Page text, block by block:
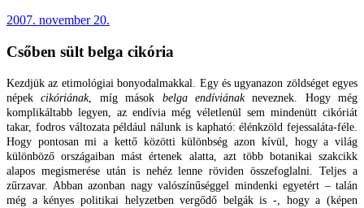
2007. november 20.
Csőben sült belga cikória
Kezdjük az etimológiai bonyodalmakkal. Egy és ugyanazon zöldséget egyes
népekcikóriának, míg mások belga endíviánakneveznek. Hogy még
komplikáltabb legyen, az endívia még véletlenül sem mindenütt cikóriát
takar, fodros változata például nálunk is kapható: élénkzöld fejessaláta-féle.
Hogy pontosan mi a kettő közötti különbség azon kívül, hogy a világ
különböző országaiban mást értenek alatta, azt több botanikai szakcikk
alapos megismerése után is nehéz lenne röviden összefoglalni. Teljes a
zűrzavar. Abban azonban nagy valószínűséggel mindenki egyetért – talán
még a kényes politikai helyzetben vergődő belgák is -, hogy a (képen